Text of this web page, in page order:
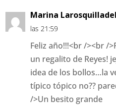
Marina
las 21:59
Feliz año!!!<br /><br /
un regalito de Reyes!
idea de los bollos…la
típico tópico no??
/>Un besito grande